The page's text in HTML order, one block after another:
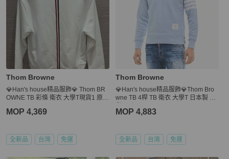
Thom Browne
💎Han's house精品服飾💎 Thom BR
OWNE TB 彩條 衛衣 大學T現貨1 原價
MOP 4,369
全新品 台灣 免運
Thom Browne
💎Han's house精品服飾💎Thom Bro
wne TB 4桿 TB 衛衣 大學T 日本製 現
MOP 4,883
全新品 台灣 免運